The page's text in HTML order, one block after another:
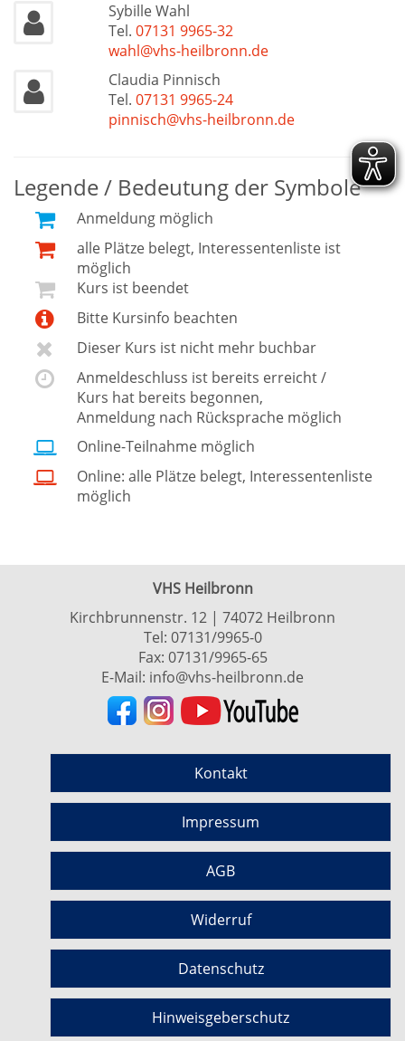
Sybille Wahl
Tel. 07131 9965-32
wahl@vhs-heilbronn.de
Claudia Pinnisch
Tel. 07131 9965-24
pinnisch@vhs-heilbronn.de
Legende / Bedeutung der Symbole
Anmeldung möglich
alle Plätze belegt, Interessentenliste ist
möglich
Kurs ist beendet
Bitte Kursinfo beachten
Dieser Kurs ist nicht mehr buchbar
Anmeldeschluss ist bereits erreicht /
Kurs hat bereits begonnen,
Anmeldung nach Rücksprache möglich
Online-Teilnahme möglich
Online: alle Plätze belegt, Interessentenliste
möglich
VHS Heilbronn
Kirchbrunnenstr. 12 | 74072 Heilbronn
Tel: 07131/9965-0
Fax: 07131/9965-65
E-Mail: info@vhs-heilbronn.de
Kontakt
Impressum
AGB
Widerruf
Datenschutz
Hinweisgeberschutz